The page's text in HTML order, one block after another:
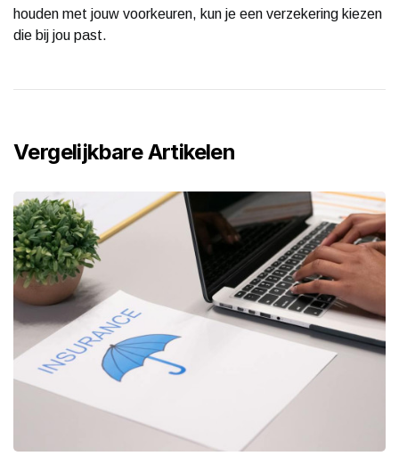
houden met jouw voorkeuren, kun je een verzekering kiezen
die bij jou past.
Vergelijkbare Artikelen